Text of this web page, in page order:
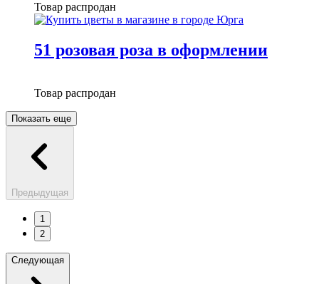
Товар распродан
51 розовая роза в оформлении
Товар распродан
Показать еще
Предыдущая
1
2
Следующая